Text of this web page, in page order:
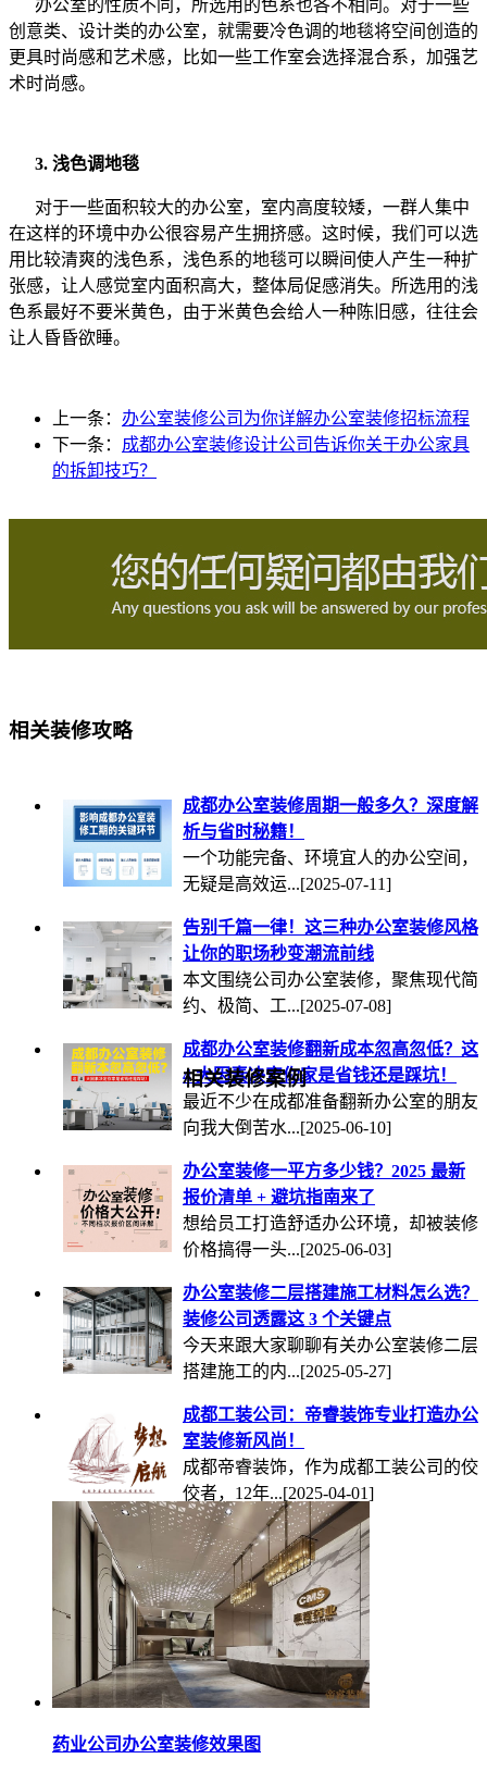
办公室的性质不同，所选用的色系也各不相同。对于一些
创意类、设计类的办公室，就需要冷色调的地毯将空间创造的
更具时尚感和艺术感，比如一些工作室会选择混合系，加强艺
术时尚感。
3. 浅色调地毯
对于一些面积较大的办公室，室内高度较矮，一群人集中
在这样的环境中办公很容易产生拥挤感。这时候，我们可以选
用比较清爽的浅色系，浅色系的地毯可以瞬间使人产生一种扩
张感，让人感觉室内面积高大，整体局促感消失。所选用的浅
色系最好不要米黄色，由于米黄色会给人一种陈旧感，往往会
让人昏昏欲睡。
上一条： 办公室装修公司为你详解办公室装修招标流程
下一条： 成都办公室装修设计公司告诉你关于办公家具
的拆卸技巧？
相关装修攻略
成都办公室装修周期一般多久？深度解
析与省时秘籍！
一个功能完备、环境宜人的办公空间，
无疑是高效运...[2025-07-11]
告别千篇一律！这三种办公室装修风格
让你的职场秒变潮流前线
本文围绕公司办公室装修，聚焦现代简
约、极简、工...[2025-07-08]
成都办公室装修翻新成本忽高忽低？这
4 大因素决定你家是省钱还是踩坑！
最近不少在成都准备翻新办公室的朋友
向我大倒苦水...[2025-06-10]
办公室装修一平方多少钱？2025 最新
报价清单 + 避坑指南来了
想给员工打造舒适办公环境，却被装修
价格搞得一头...[2025-06-03]
办公室装修二层搭建施工材料怎么选？
装修公司透露这 3 个关键点
今天来跟大家聊聊有关办公室装修二层
搭建施工的内...[2025-05-27]
成都工装公司：帝睿装饰专业打造办公
室装修新风尚！
成都帝睿装饰，作为成都工装公司的佼
佼者，12年...[2025-04-01]
相关装修案例
药业公司办公室装修效果图